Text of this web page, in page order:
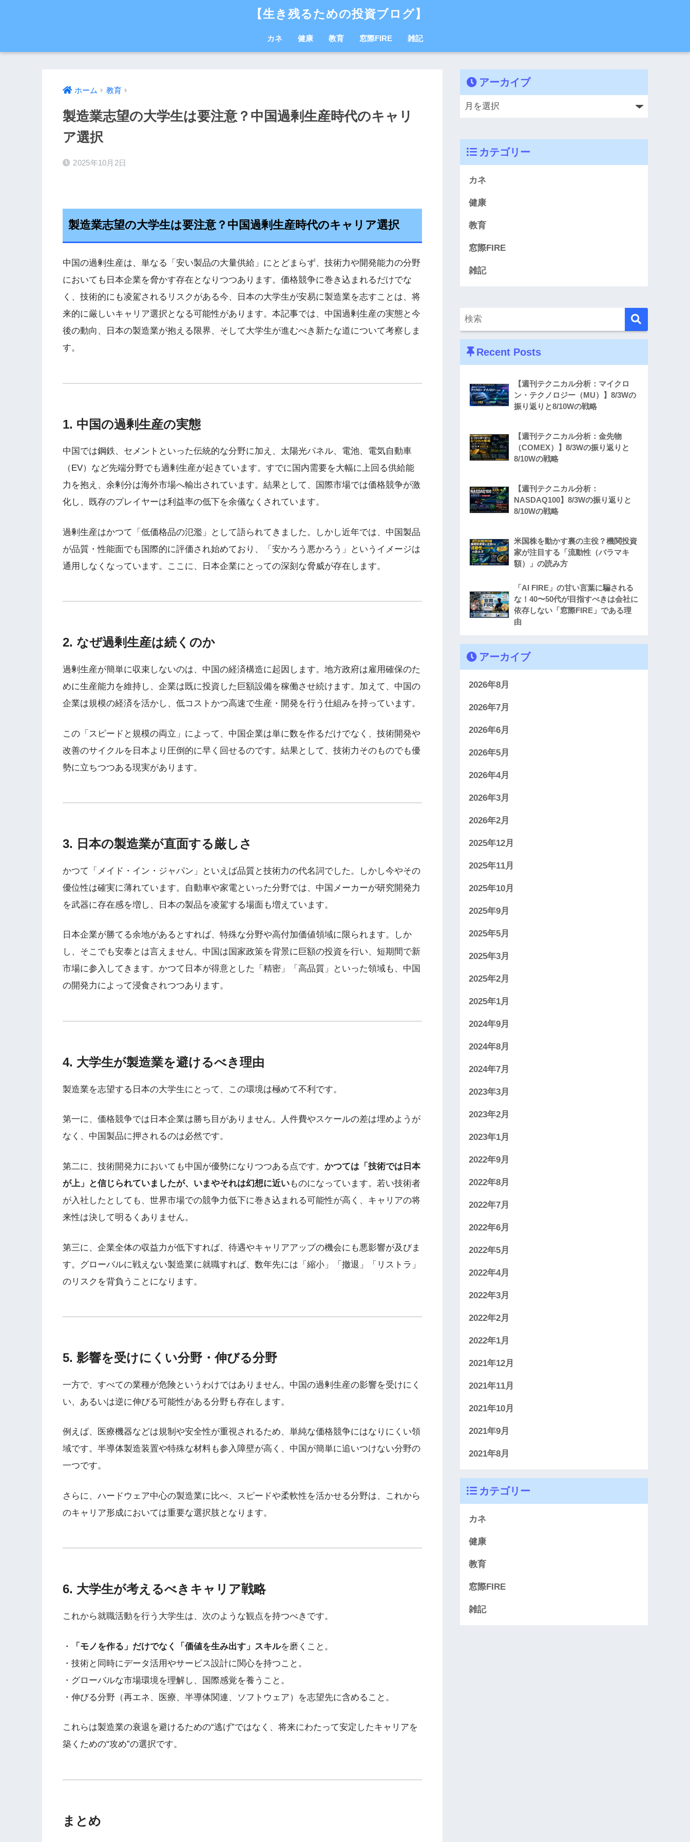
【生き残るための投資ブログ】
カネ 健康 教育 窓際FIRE 雑記
ホーム 教育
製造業志望の大学生は要注意？中国過剰生産時代のキャリ
ア選択
2025年10月2日
製造業志望の大学生は要注意？中国過剰生産時代のキャリア選択
中国の過剰生産は、単なる「安い製品の大量供給」にとどまらず、技術力や開発能力の分野
においても日本企業を脅かす存在となりつつあります。価格競争に巻き込まれるだけでな
く、技術的にも凌駕されるリスクがある今、日本の大学生が安易に製造業を志すことは、将
来的に厳しいキャリア選択となる可能性があります。本記事では、中国過剰生産の実態と今
後の動向、日本の製造業が抱える限界、そして大学生が進むべき新たな道について考察しま
す。
1. 中国の過剰生産の実態
中国では鋼鉄、セメントといった伝統的な分野に加え、太陽光パネル、電池、電気自動車
（EV）など先端分野でも過剰生産が起きています。すでに国内需要を大幅に上回る供給能
力を抱え、余剰分は海外市場へ輸出されています。結果として、国際市場では価格競争が激
化し、既存のプレイヤーは利益率の低下を余儀なくされています。
過剰生産はかつて「低価格品の氾濫」として語られてきました。しかし近年では、中国製品
が品質・性能面でも国際的に評価され始めており、「安かろう悪かろう」というイメージは
通用しなくなっています。ここに、日本企業にとっての深刻な脅威が存在します。
2. なぜ過剰生産は続くのか
過剰生産が簡単に収束しないのは、中国の経済構造に起因します。地方政府は雇用確保のた
めに生産能力を維持し、企業は既に投資した巨額設備を稼働させ続けます。加えて、中国の
企業は規模の経済を活かし、低コストかつ高速で生産・開発を行う仕組みを持っています。
この「スピードと規模の両立」によって、中国企業は単に数を作るだけでなく、技術開発や
改善のサイクルを日本より圧倒的に早く回せるのです。結果として、技術力そのものでも優
勢に立ちつつある現実があります。
3. 日本の製造業が直面する厳しさ
かつて「メイド・イン・ジャパン」といえば品質と技術力の代名詞でした。しかし今やその
優位性は確実に薄れています。自動車や家電といった分野では、中国メーカーが研究開発力
を武器に存在感を増し、日本の製品を凌駕する場面も増えています。
日本企業が勝てる余地があるとすれば、特殊な分野や高付加価値領域に限られます。しか
し、そこでも安泰とは言えません。中国は国家政策を背景に巨額の投資を行い、短期間で新
市場に参入してきます。かつて日本が得意とした「精密」「高品質」といった領域も、中国
の開発力によって浸食されつつあります。
4. 大学生が製造業を避けるべき理由
製造業を志望する日本の大学生にとって、この環境は極めて不利です。
第一に、価格競争では日本企業は勝ち目がありません。人件費やスケールの差は埋めようが
なく、中国製品に押されるのは必然です。
第二に、技術開発力においても中国が優勢になりつつある点です。 かつては「技術では日本
が上」と信じられていましたが、いまやそれは幻想に近いものになっています。若い技術者
が入社したとしても、世界市場での競争力低下に巻き込まれる可能性が高く、キャリアの将
来性は決して明るくありません。
第三に、企業全体の収益力が低下すれば、待遇やキャリアアップの機会にも悪影響が及びま
す。グローバルに戦えない製造業に就職すれば、数年先には「縮小」「撤退」「リストラ」
のリスクを背負うことになります。
5. 影響を受けにくい分野・伸びる分野
一方で、すべての業種が危険というわけではありません。中国の過剰生産の影響を受けにく
い、あるいは逆に伸びる可能性がある分野も存在します。
例えば、医療機器などは規制や安全性が重視されるため、単純な価格競争にはなりにくい領
域です。半導体製造装置や特殊な材料も参入障壁が高く、中国が簡単に追いつけない分野の
一つです。
さらに、ハードウェア中心の製造業に比べ、スピードや柔軟性を活かせる分野は、これから
のキャリア形成においては重要な選択肢となります。
6. 大学生が考えるべきキャリア戦略
これから就職活動を行う大学生は、次のような観点を持つべきです。
・ 「モノを作る」だけでなく「価値を生み出す」スキルを磨くこと。
・技術と同時にデータ活用やサービス設計に関心を持つこと。
・グローバルな市場環境を理解し、国際感覚を養うこと。
・伸びる分野（再エネ、医療、半導体関連、ソフトウェア）を志望先に含めること。
これらは製造業の衰退を避けるための“逃げ”ではなく、将来にわたって安定したキャリアを
築くための“攻め”の選択です。
まとめ
アーカイブ
カテゴリー
カネ
健康
教育
窓際FIRE
雑記
Recent Posts
【週刊テクニカル分析：マイクロ
ン・テクノロジー（MU）】8/3Wの
振り返りと8/10Wの戦略
【週刊テクニカル分析：金先物
（COMEX）】8/3Wの振り返りと
8/10Wの戦略
【週刊テクニカル分析：
NASDAQ100】8/3Wの振り返りと
8/10Wの戦略
米国株を動かす裏の主役？機関投資
家が注目する「流動性（バラマキ
額）」の読み方
「AI FIRE」の甘い言葉に騙される
な！40〜50代が目指すべきは会社に
依存しない「窓際FIRE」である理
由
アーカイブ
2026年8月
2026年7月
2026年6月
2026年5月
2026年4月
2026年3月
2026年2月
2025年12月
2025年11月
2025年10月
2025年9月
2025年5月
2025年3月
2025年2月
2025年1月
2024年9月
2024年8月
2024年7月
2023年3月
2023年2月
2023年1月
2022年9月
2022年8月
2022年7月
2022年6月
2022年5月
2022年4月
2022年3月
2022年2月
2022年1月
2021年12月
2021年11月
2021年10月
2021年9月
2021年8月
カテゴリー
カネ
健康
教育
窓際FIRE
雑記